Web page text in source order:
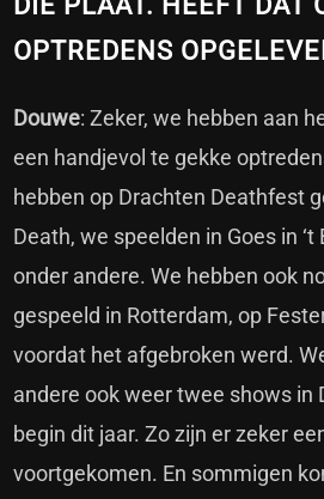
OPTREDENS
Douwe: Zeker, we hebben aan
een handjevol te gekke
hebben op Drachten Deathfest
Death, we speelden in Goes in
onder andere. We hebben ook
gespeeld in Rotterdam, op
voordat het afgebroken werd.
andere ook weer twee shows in
begin dit jaar. Zo zijn er zeker
voortgekomen. En sommigen